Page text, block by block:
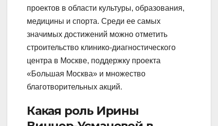
проектов в области культуры, образования,
медицины и спорта. Среди ее самых
значимых достижений можно отметить
строительство клинико-диагностического
центра в Москве, поддержку проекта
«Большая Москва» и множество
благотворительных акций.
Какая роль Ирины